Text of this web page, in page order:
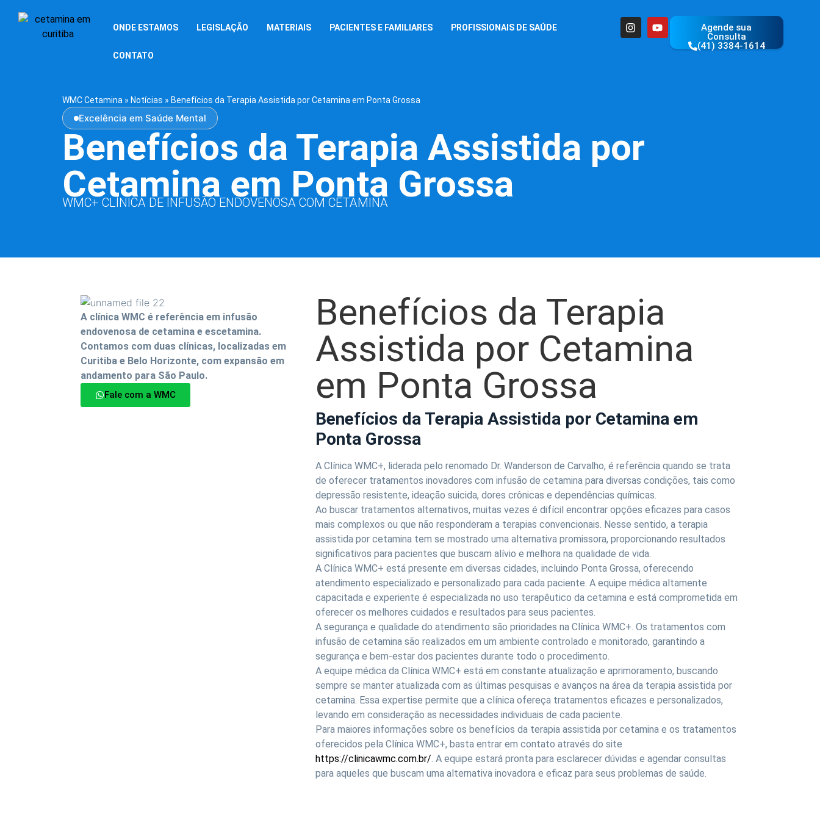
ONDE ESTAMOS LEGISLAÇÃO MATERIAIS PACIENTES E FAMILIARES PROFISSIONAIS DE SAÚDE
CONTATO
Agende sua
Consulta
(41) 3384-1614
WMC Cetamina » Notícias » Benefícios da Terapia Assistida por Cetamina em Ponta Grossa
Excelência em Saúde Mental
Benefícios da Terapia Assistida por
Cetamina em Ponta Grossa
WMC+ CLÍNICA DE INFUSÃO ENDOVENOSA COM CETAMINA
A clínica WMC é referência em infusão
endovenosa de cetamina e escetamina.
Contamos com duas clínicas, localizadas em
Curitiba e Belo Horizonte, com expansão em
andamento para São Paulo.
Fale com a WMC
Benefícios da Terapia
Assistida por Cetamina
em Ponta Grossa
Benefícios da Terapia Assistida por Cetamina em
Ponta Grossa
A Clínica WMC+, liderada pelo renomado Dr. Wanderson de Carvalho, é referência quando se trata
de oferecer tratamentos inovadores com infusão de cetamina para diversas condições, tais como
depressão resistente, ideação suicida, dores crônicas e dependências químicas.
Ao buscar tratamentos alternativos, muitas vezes é difícil encontrar opções eficazes para casos
mais complexos ou que não responderam a terapias convencionais. Nesse sentido, a terapia
assistida por cetamina tem se mostrado uma alternativa promissora, proporcionando resultados
significativos para pacientes que buscam alívio e melhora na qualidade de vida.
A Clínica WMC+ está presente em diversas cidades, incluindo Ponta Grossa, oferecendo
atendimento especializado e personalizado para cada paciente. A equipe médica altamente
capacitada e experiente é especializada no uso terapêutico da cetamina e está comprometida em
oferecer os melhores cuidados e resultados para seus pacientes.
A segurança e qualidade do atendimento são prioridades na Clínica WMC+. Os tratamentos com
infusão de cetamina são realizados em um ambiente controlado e monitorado, garantindo a
segurança e bem-estar dos pacientes durante todo o procedimento.
A equipe médica da Clínica WMC+ está em constante atualização e aprimoramento, buscando
sempre se manter atualizada com as últimas pesquisas e avanços na área da terapia assistida por
cetamina. Essa expertise permite que a clínica ofereça tratamentos eficazes e personalizados,
levando em consideração as necessidades individuais de cada paciente.
Para maiores informações sobre os benefícios da terapia assistida por cetamina e os tratamentos
oferecidos pela Clínica WMC+, basta entrar em contato através do site
https://clinicawmc.com.br/. A equipe estará pronta para esclarecer dúvidas e agendar consultas
para aqueles que buscam uma alternativa inovadora e eficaz para seus problemas de saúde.